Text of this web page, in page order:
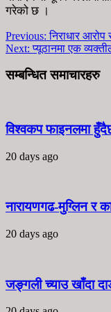
गरेको छ ।
Previous: निराधार आरोप
Next: प्यूठानमा एक
सम्बन्धित समाचारहरु
विश्वकप फाइनलमा
20 days ago
नारायणगढ-मुग्लिन र
20 days ago
जङ्गली च्याउ खाँदा